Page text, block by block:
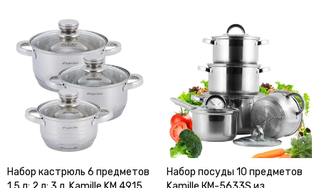
Набор кастрюль 6 предметов
Набор посуды 10 предметов